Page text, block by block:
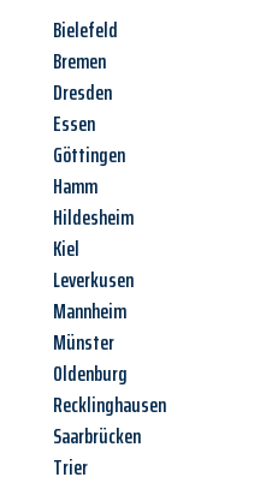
Bielefeld
Bremen
Dresden
Essen
Göttingen
Hamm
Hildesheim
Kiel
Leverkusen
Mannheim
Münster
Oldenburg
Recklinghausen
Saarbrücken
Trier